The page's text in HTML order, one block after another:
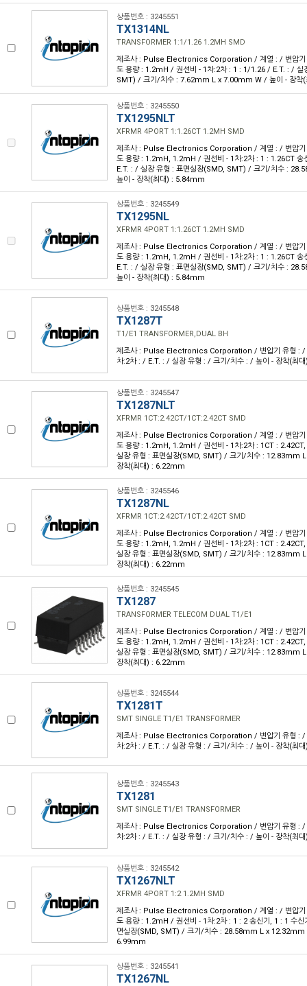
상품번호 : 3245551
TX1314NL
TRANSFORMER 1:1/1.26 1.2MH SMD
제조사 : Pulse Electronics Corporation / 계열 : / 변압기
도 용량 : 1.2mH / 권선비 - 1차:2차 : 1 : 1/1.26 / E.T. : / 실
SMT) / 크기/치수 : 7.62mm L x 7.00mm W / 높이 - 장착
상품번호 : 3245550
TX1295NLT
XFRMR 4PORT 1:1.26CT 1.2MH SMD
제조사 : Pulse Electronics Corporation / 계열 : / 변압기
도 용량 : 1.2mH, 1.2mH / 권선비 - 1차:2차 : 1 : 1.26CT 송
E.T. : / 실장 유형 : 표면실장(SMD, SMT) / 크기/치수 :
높이 - 장착(최대) : 5.84mm
상품번호 : 3245549
TX1295NL
XFRMR 4PORT 1:1.26CT 1.2MH SMD
제조사 : Pulse Electronics Corporation / 계열 : / 변압기
도 용량 : 1.2mH, 1.2mH / 권선비 - 1차:2차 : 1 : 1.26CT 송
E.T. : / 실장 유형 : 표면실장(SMD, SMT) / 크기/치수 :
높이 - 장착(최대) : 5.84mm
상품번호 : 3245548
TX1287T
T1/E1 TRANSFORMER,DUAL BH
제조사 : Pulse Electronics Corporation / 변압기 유형 : /
차:2차 : / E.T. : / 실장 유형 : / 크기/치수 : / 높이 - 장착(최
상품번호 : 3245547
TX1287NLT
XFRMR 1CT:2.42CT/1CT:2.42CT SMD
제조사 : Pulse Electronics Corporation / 계열 : / 변압기
도 용량 : 1.2mH, 1.2mH / 권선비 - 1차:2차 : 1CT :
실장 유형 : 표면실장(SMD, SMT) / 크기/치수 : 12.83mm
장착(최대) : 6.22mm
상품번호 : 3245546
TX1287NL
XFRMR 1CT:2.42CT/1CT:2.42CT SMD
제조사 : Pulse Electronics Corporation / 계열 : / 변압기
도 용량 : 1.2mH, 1.2mH / 권선비 - 1차:2차 : 1CT :
실장 유형 : 표면실장(SMD, SMT) / 크기/치수 : 12.83mm
장착(최대) : 6.22mm
상품번호 : 3245545
TX1287
TRANSFORMER TELECOM DUAL T1/E1
제조사 : Pulse Electronics Corporation / 계열 : / 변압기
도 용량 : 1.2mH, 1.2mH / 권선비 - 1차:2차 : 1CT :
실장 유형 : 표면실장(SMD, SMT) / 크기/치수 : 12.83mm
장착(최대) : 6.22mm
상품번호 : 3245544
TX1281T
SMT SINGLE T1/E1 TRANSFORMER
제조사 : Pulse Electronics Corporation / 변압기 유형 : /
차:2차 : / E.T. : / 실장 유형 : / 크기/치수 : / 높이 - 장착(최
상품번호 : 3245543
TX1281
SMT SINGLE T1/E1 TRANSFORMER
제조사 : Pulse Electronics Corporation / 변압기 유형 : /
차:2차 : / E.T. : / 실장 유형 : / 크기/치수 : / 높이 - 장착(최
상품번호 : 3245542
TX1267NLT
XFRMR 4PORT 1:2 1.2MH SMD
제조사 : Pulse Electronics Corporation / 계열 : / 변압기
도 용량 : 1.2mH / 권선비 - 1차:2차 : 1 : 2 송신기, 1 : 1 수
면실장(SMD, SMT) / 크기/치수 : 28.58mm L x 12.32mm
6.99mm
상품번호 : 3245541
TX1267NL